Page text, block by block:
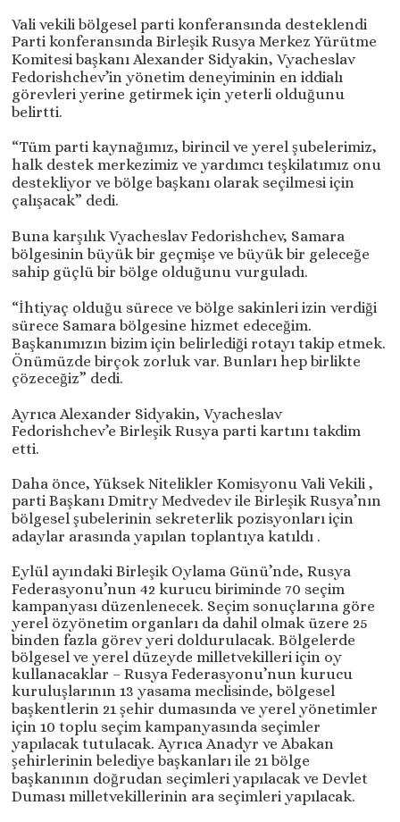
Vali vekili bölgesel parti konferansında desteklendi
Parti konferansında Birleşik Rusya Merkez Yürütme
Komitesi başkanı Alexander Sidyakin, Vyacheslav
Fedorishchev’in yönetim deneyiminin en iddialı
görevleri yerine getirmek için yeterli olduğunu
belirtti.
“Tüm parti kaynağımız, birincil ve yerel şubelerimiz,
halk destek merkezimiz ve yardımcı teşkilatımız onu
destekliyor ve bölge başkanı olarak seçilmesi için
çalışacak” dedi.
Buna karşılık Vyacheslav Fedorishchev, Samara
bölgesinin büyük bir geçmişe ve büyük bir geleceğe
sahip güçlü bir bölge olduğunu vurguladı.
“İhtiyaç olduğu sürece ve bölge sakinleri izin verdiği
sürece Samara bölgesine hizmet edeceğim.
Başkanımızın bizim için belirlediği rotayı takip etmek.
Önümüzde birçok zorluk var. Bunları hep birlikte
çözeceğiz” dedi.
Ayrıca Alexander Sidyakin, Vyacheslav
Fedorishchev’e Birleşik Rusya parti kartını takdim
etti.
Daha önce, Yüksek Nitelikler Komisyonu Vali Vekili ,
parti Başkanı Dmitry Medvedev ile Birleşik Rusya’nın
bölgesel şubelerinin sekreterlik pozisyonları için
adaylar arasında yapılan toplantıya katıldı .
Eylül ayındaki Birleşik Oylama Günü’nde, Rusya
Federasyonu’nun 42 kurucu biriminde 70 seçim
kampanyası düzenlenecek. Seçim sonuçlarına göre
yerel özyönetim organları da dahil olmak üzere 25
binden fazla görev yeri doldurulacak. Bölgelerde
bölgesel ve yerel düzeyde milletvekilleri için oy
kullanacaklar – Rusya Federasyonu’nun kurucu
kuruluşlarının 13 yasama meclisinde, bölgesel
başkentlerin 21 şehir dumasında ve yerel yönetimler
için 10 toplu seçim kampanyasında seçimler
yapılacak tutulacak. Ayrıca Anadyr ve Abakan
şehirlerinin belediye başkanları ile 21 bölge
başkanının doğrudan seçimleri yapılacak ve Devlet
Duması milletvekillerinin ara seçimleri yapılacak.